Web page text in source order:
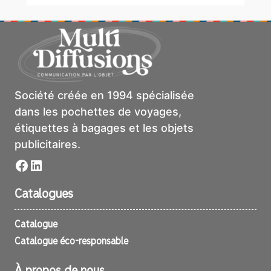
Société créée en 1994 spécialisée
dans les pochettes de voyages,
étiquettes à bagages et les objets
publicitaires.
Facebook
LinkedIn
Catalogues
Catalogue
Catalogue éco-responsable